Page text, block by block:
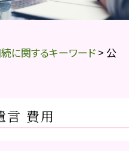
に関するキーワード > 公
言 費用